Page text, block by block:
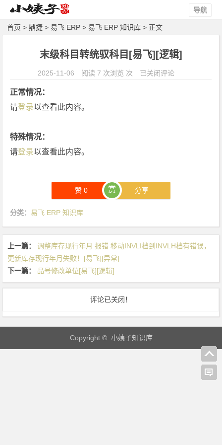
导航
首页 >鼎捷 >易飞 ERP >易飞 ERP 知识库 > 正文
末级科目转统驭科目[易飞][逻辑]
2025-11-06 阅读 7 次浏览 次
末
[易
已关闭评论
正常情况：
请登录以查看此内容。
特殊情况：
请登录以查看此内容。
赞0 赏 分享
分类： 易飞 ERP 知识库
上一篇：
调整库存现行年月 报错 移动INVLI档到INVLH档有错误，
更新库存现行年月失败！[易飞][异常]
下一篇：
品号修改单位[易飞][逻辑]
评论已关闭！
Copyright © 小姨子知识库